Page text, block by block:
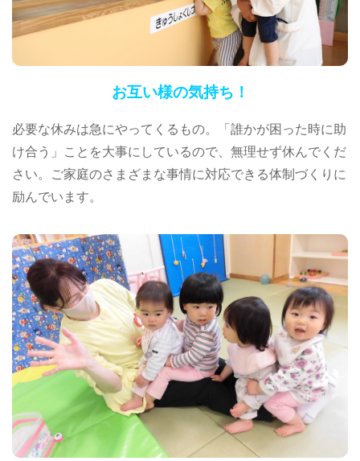
お互い様の気持ち！
必要な休みは急にやってくるもの。「誰かが困った時に助
け合う」ことを大事にしているので、無理せず休んでくだ
さい。ご家庭のさまざまな事情に対応できる体制づくりに
励んでいます。